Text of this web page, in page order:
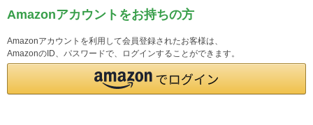
Amazonアカウントをお持ちの方
Amazonアカウントを利用して会員登録されたお客様は、
AmazonのID、パスワードで、ログインすることができます。